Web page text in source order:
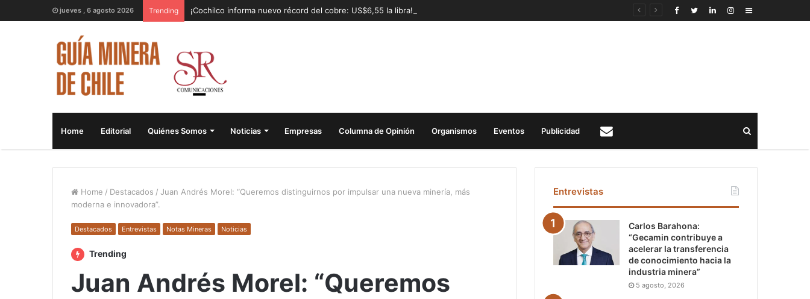
jueves , 6 agosto 2026 Trending ¡Cochilco informa nuevo récord del cobre: US$6,55 la libra! Sidebar
Home Editorial Quiénes Somos Noticias Empresas Columna de Opinión Organismos Eventos Publicidad
Home / Destacados / Juan Andrés Morel: “Queremos distinguirnos por impulsar una nueva minería, más
moderna e innovadora”.
Destacados Entrevistas Notas Mineras Noticias
Trending
Juan Andrés Morel: “Queremos
Entrevistas
Carlos Barahona:
“Gecamin contribuye a
acelerar la transferencia
de conocimiento hacia la
industria minera”
5 agosto, 2026